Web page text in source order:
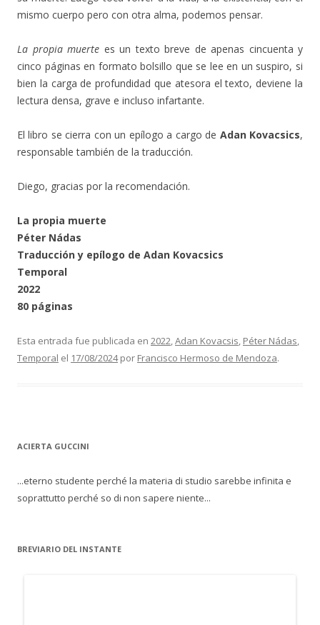
mismo cuerpo pero con otra alma, podemos pensar.
La propia muerte es un texto breve de apenas cincuenta y
cinco páginas en formato bolsillo que se lee en un suspiro, si
bien la carga de profundidad que atesora el texto, deviene la
lectura densa, grave e incluso infartante.
El libro se cierra con un epílogo a cargo de Adan Kovacsics,
responsable también de la traducción.
Diego, gracias por la recomendación.
La propia muerte
Péter Nádas
Traducción y epílogo de Adan Kovacsics
Temporal
2022
80 páginas
Esta entrada fue publicada en 2022,Adan Kovacsis, Péter Nádas,
Temporal el 17/08/2024por Francisco Hermoso de Mendoza.
ACIERTA GUCCINI
...eterno studente perché la materia di studio sarebbe infinita e
soprattutto perché so di non sapere niente...
BREVIARIO DEL INSTANTE